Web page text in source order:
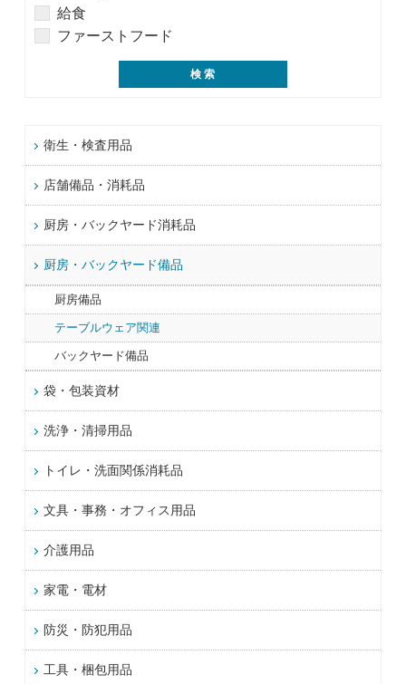
給食
ファーストフード
衛生・検査用品
店舗備品・消耗品
厨房・バックヤード消耗品
厨房・バックヤード備品
厨房備品
テーブルウェア関連
バックヤード備品
袋・包装資材
洗浄・清掃用品
トイレ・洗面関係消耗品
文具・事務・オフィス用品
介護用品
家電・電材
防災・防犯用品
工具・梱包用品